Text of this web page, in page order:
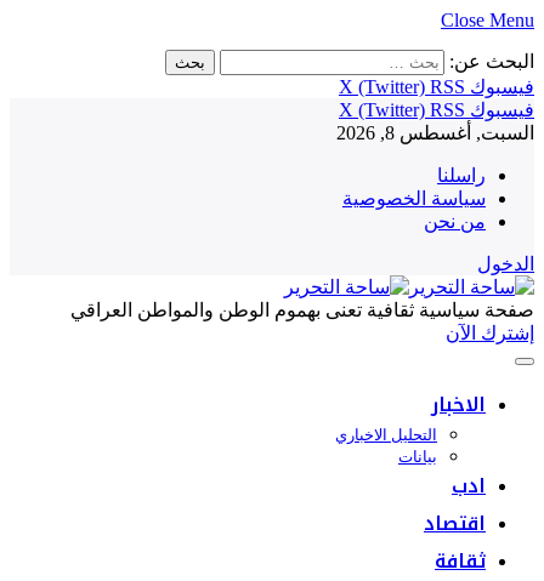
Close Menu
البحث عن:
فيسبوك
X (Twitter) RSS
فيسبوك
X (Twitter) RSS
السبت, أغسطس 8, 2026
راسلنا
سياسة الخصوصية
من نحن
الدخول
صفحة سياسية ثقافية تعنى بهموم الوطن والمواطن العراقي
إشترك الآن
الاخبار
التحليل الاخباري
بيانات
ادب
اقتصاد
ثقافة